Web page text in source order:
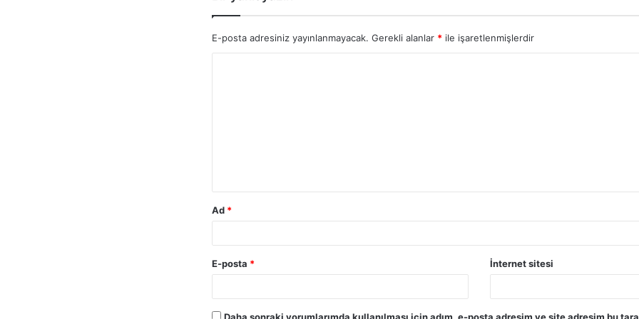
E-posta adresiniz yayınlanmayacak. Gerekli alanlar * ile işaretlenmişlerdir
Ad *
E-posta * İnternet sitesi